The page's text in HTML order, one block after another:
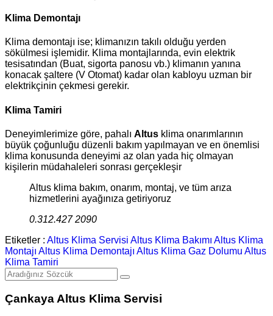
Klima Demontajı
Klima demontajı ise; klimanızın takılı olduğu yerden
sökülmesi işlemidir. Klima montajlarında, evin elektrik
tesisatından (Buat, sigorta panosu vb.) klimanın yanına
konacak şaltere (V Otomat) kadar olan kabloyu uzman bir
elektrikçinin çekmesi gerekir.
Klima Tamiri
Deneyimlerimize göre, pahalı Altus klima onarımlarının
büyük çoğunluğu düzenli bakım yapılmayan ve en önemlisi
klima konusunda deneyimi az olan yada hiç olmayan
kişilerin müdahaleleri sonrası gerçekleşir
Altus klima bakım, onarım, montaj, ve tüm arıza
hizmetlerini ayağınıza getiriyoruz
0.312.427 2090
Etiketler : Altus Klima Servisi Altus Klima Bakımı Altus Klima
Montajı Altus Klima Demontajı Altus Klima Gaz Dolumu Altus
Klima Tamiri
Çankaya Altus Klima Servisi